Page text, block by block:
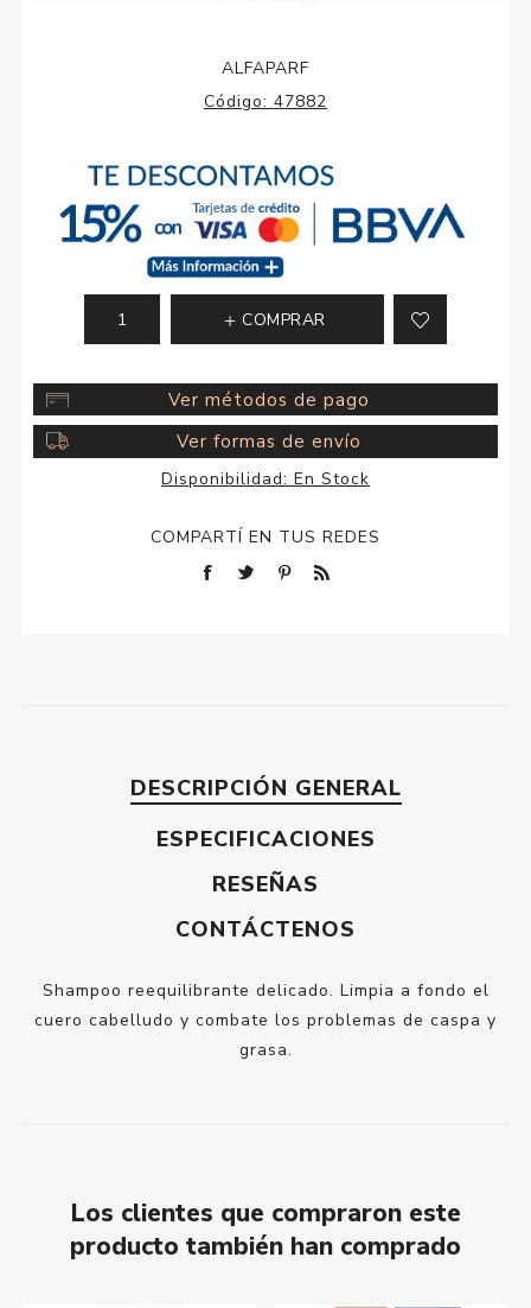
ALFAPARF
Código: 47882
COMPRAR
Ver métodos de pago
Ver formas de envío
Disponibilidad: En Stock
COMPARTÍ EN TUS REDES
DESCRIPCIÓN GENERAL
ESPECIFICACIONES
RESEÑAS
CONTÁCTENOS
Shampoo reequilibrante delicado. Limpia a fondo el
cuero cabelludo y combate los problemas de caspa y
grasa.
Los clientes que compraron este
producto también han comprado